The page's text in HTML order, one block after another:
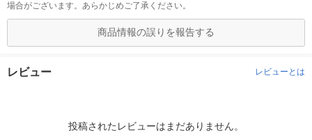
場合がございます。あらかじめご了承ください。
商品情報の誤りを報告する
レビュー レビューとは
投稿されたレビューはまだありません。